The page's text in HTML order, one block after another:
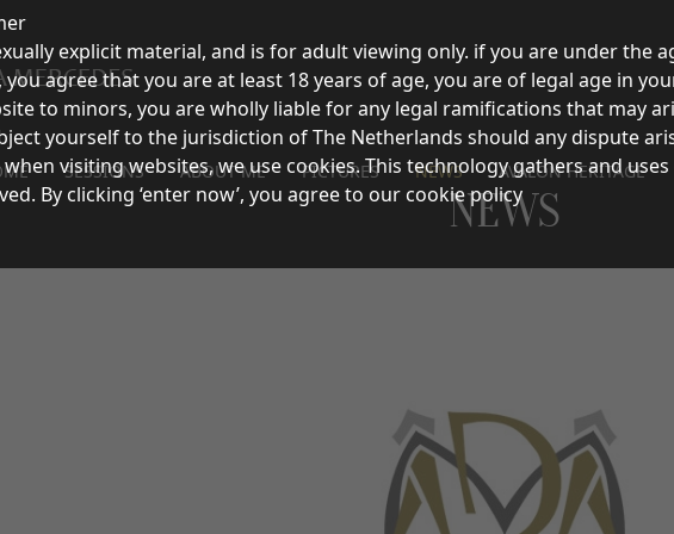
SESSIONS ABOUT ME PICTURES NEWS AVALON HERITAGE
NEWS
explicit material, and is for adult viewing only. if you are under the
agree that you are at least 18 years of age, you are of legal age in
to minors, you are wholly liable for any legal ramifications that may
yourself to the jurisdiction of The Netherlands should any dispute
visiting websites, we use cookies. This technology gathers and
By clicking ‘enter now’, you agree to our cookie policy